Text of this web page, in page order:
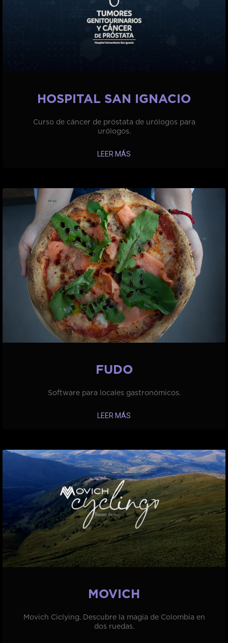
HOSPITAL SAN IGNACIO
Curso de cáncer de próstata de urólogos para
urólogos.
LEER MÁS
FUDO
Software para locales gastronómicos.
LEER MÁS
MOVICH
Movich Ciclying. Descubre la magia de Colombia en
dos ruedas.